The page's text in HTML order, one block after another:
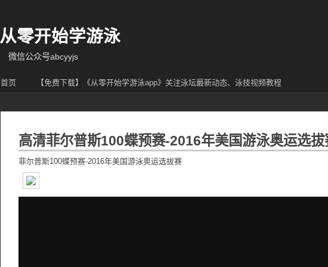
从零开始学游泳
微信公众号abcyyjs
首页 【免费下载】《从零开始学游泳app》关注泳坛最新动态、泳技视频教程
高清菲尔普斯100蝶预赛-2016年美国游泳奥运选拔
菲尔普斯100蝶预赛-2016年美国游泳奥运选拔赛